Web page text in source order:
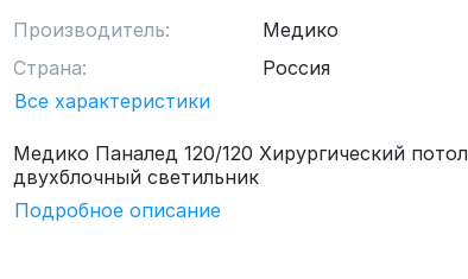
Производитель:
Медико
Страна:
Россия
Все характеристики
Медико Паналед 120/120 Хирургический
двухблочный светильник
Подробное описание